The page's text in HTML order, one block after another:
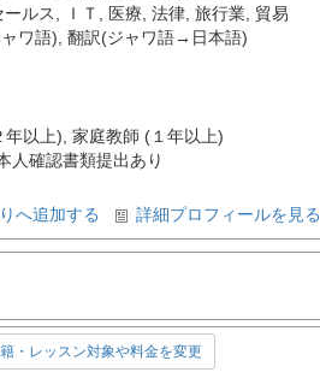
ールス ＩＴ 医療 法律, 旅行業, 貿易
ワ語) 翻訳(ジャワ語→日本語)
以上), 家庭教師 (１年以上)
人確認書類提出あり
へ追加する 詳細プロフィールを見る
・レッスン対象や料金を変更